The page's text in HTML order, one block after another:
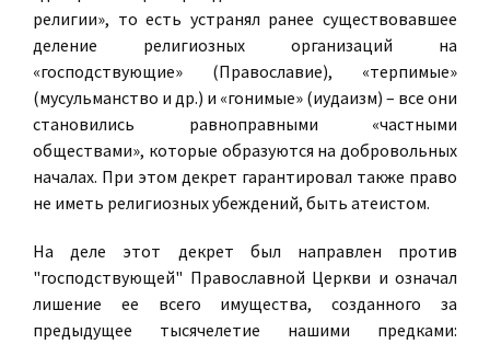
религии», то есть устранял ранее существовавшее
деление религиозных организаций на
«господствующие» (Православие), «терпимые»
(мусульманство и др.) и «гонимые» (иудаизм) – все они
становились равноправными «частными
обществами», которые образуются на добровольных
началах. При этом декрет гарантировал также право
не иметь религиозных убеждений, быть атеистом.
На деле этот декрет был направлен против
"господствующей" Православной Церкви и означал
лишение ее всего имущества, созданного за
предыдущее тысячелетие нашими предками: